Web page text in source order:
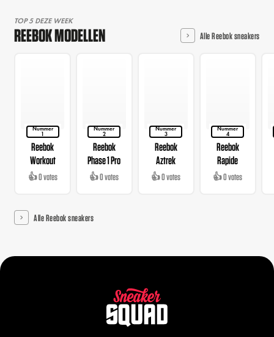
TOP 5 DEZE WEEK
REEBOK MODELLEN Alle Reebok sneakers
Nummer
1
Reebok
Workout
👍 0 votes
Nummer
2
Reebok
Phase 1 Pro
👍 0 votes
Nummer
3
Reebok
Aztrek
👍 0 votes
Nummer
4
Reebok
Rapide
👍 0 votes
Alle Reebok sneakers